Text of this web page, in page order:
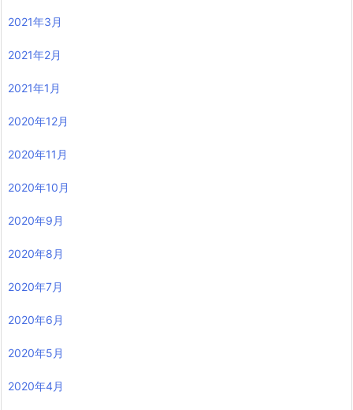
2021年3月
2021年2月
2021年1月
2020年12月
2020年11月
2020年10月
2020年9月
2020年8月
2020年7月
2020年6月
2020年5月
2020年4月